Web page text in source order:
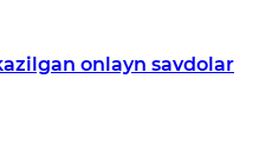
onlayn savdolar